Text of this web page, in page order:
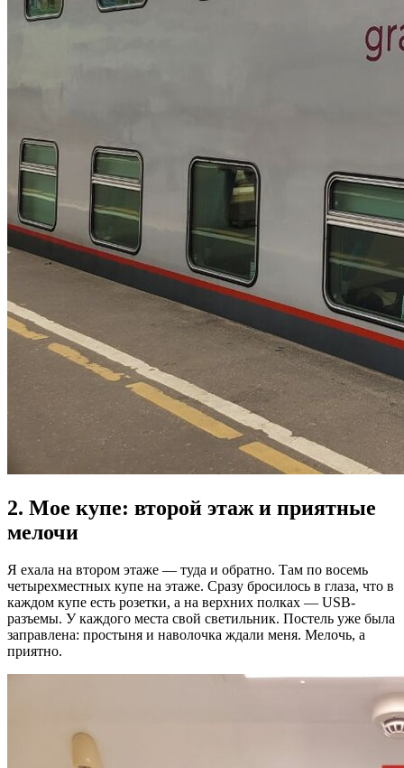
2. Мое купе: второй этаж и приятные
мелочи
Я ехала на втором этаже — туда и обратно. Там по восемь
четырехместных купе на этаже. Сразу бросилось в глаза, что в
каждом купе есть розетки, а на верхних полках — USB-
разъемы. У каждого места свой светильник. Постель уже была
заправлена: простыня и наволочка ждали меня. Мелочь, а
приятно.